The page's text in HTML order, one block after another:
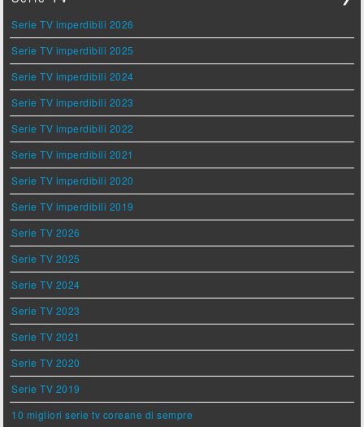
Serie TV imperdibili 2026
Serie TV imperdibili 2025
Serie TV imperdibili 2024
Serie TV imperdibili 2023
Serie TV imperdibili 2022
Serie TV imperdibili 2021
Serie TV imperdibili 2020
Serie TV imperdibili 2019
Serie TV 2026
Serie TV 2025
Serie TV 2024
Serie TV 2023
Serie TV 2021
Serie TV 2020
Serie TV 2019
10 migliori serie tv coreane di sempre